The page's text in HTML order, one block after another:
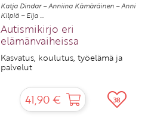
Katja Dindar – Anniina Kämäräinen – Anni
Kilpiä – Eija ...
Autismikirjo eri
elämänvaiheissa
Kasvatus, koulutus, työelämä ja
palvelut
41,90 € 38